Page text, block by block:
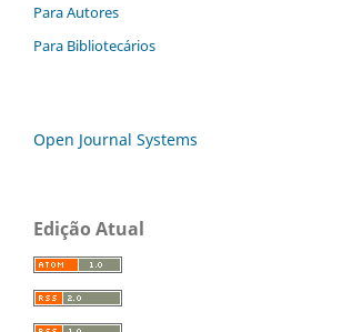
Para Autores
Para Bibliotecários
Open Journal Systems
Edição Atual